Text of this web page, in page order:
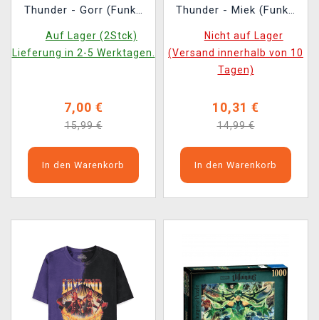
Thunder - Gorr (Funko
Auf Lager (2Stck)
Lieferung in 2-5 Werktagen.
7,00 €
15,99 €
In den Warenkorb
Thunder - Miek (Funko
Nicht auf Lager
(Versand innerhalb von 10
Tagen)
10,31 €
14,99 €
In den Warenkorb